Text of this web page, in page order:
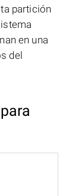
partición
en una
del